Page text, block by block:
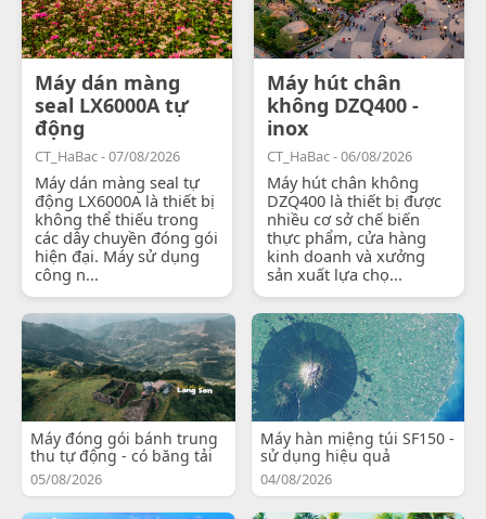
Máy dán màng
seal LX6000A tự
động
CT_HaBac - 07/08/2026
Máy dán màng seal tự
động LX6000A là thiết bị
không thể thiếu trong
các dây chuyền đóng gói
hiện đại. Máy sử dụng
công n...
Máy hút chân
không DZQ400 -
inox
CT_HaBac - 06/08/2026
Máy hút chân không
DZQ400 là thiết bị được
nhiều cơ sở chế biến
thực phẩm, cửa hàng
kinh doanh và xưởng
sản xuất lựa chọ...
Máy đóng gói bánh trung
thu tự động - có băng tải
05/08/2026
Máy hàn miệng túi SF150 -
sử dụng hiệu quả
04/08/2026